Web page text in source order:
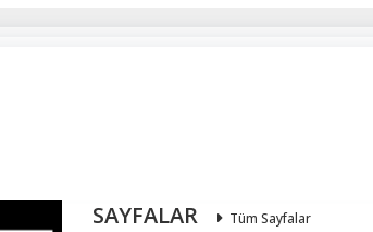
SAYFALAR Tüm Sayfalar